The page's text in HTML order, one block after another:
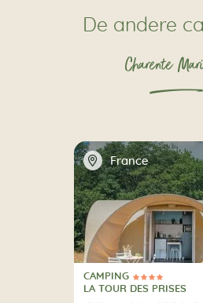
De andere
Charente
📍 France
4 Sterren
CAMPING
CAMPING
LA TOUR DES PRISES